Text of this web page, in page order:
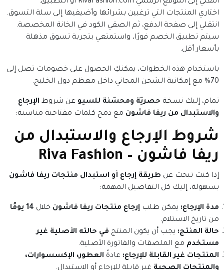
اختاري المنتجات التي ترغبين بشرائها وأضيفيها إلى سلة التسوق.
انتقلي إلى صفحة الدفع، ثم الصقي الكود في الخانة المخصصة.
سيتم تطبيق الخصم فورًا، واستمتعي بتجربة تسوق مذهلة
بأسعار أقل.
باستخدام هذه الخطوات، يمكنكِ الحصول على خصومات تصل إلى
70% مع إمكانية الشحن المجاني داخل معظم دول الخليج.
تمام، إليك نسخة حصريّة ومحسّنة للسيو عن شروط الإرجاع
والاستبدال من ريفا فاشون مع دمج كلمات مفتاحية مناسبة:
شروط الإرجاع والاستبدال من
ريفا فاشون – Riva Fashion
إذا كنت تبحث عن طريقة إرجاع أو استبدال منتجات ريفا فاشون
بسهولة، إليك كل التفاصيل المهمة:
مدة الإرجاع: يمكن طلب إرجاع منتجات ريفا فاشون خلال 14 يومًا
من تاريخ الاستلام.
حالة المنتج: يجب أن يكون المنتج في حالته الأصلية غير
مستخدم مع الملصقات والفاتورة الأصلية.
المنتجات غير القابلة للإرجاع: عادةً العطور، الإكسسوارات،
والمنتجات الصحية غير قابلة للإرجاع أو الاستبدال.